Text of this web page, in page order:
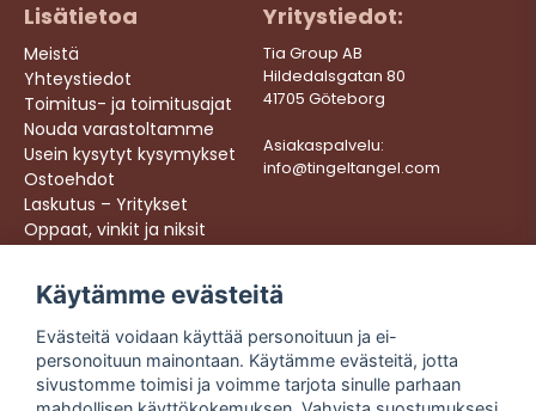
Lisätietoa
Meistä
Yhteystiedot
Toimitus- ja toimitusajat
Nouda varastoltamme
Usein kysytyt kysymykset
Ostoehdot
Laskutus – Yritykset
Oppaat, vinkit ja niksit
Yritystiedot:
Tia Group AB
Hildedalsgatan 80
41705 Göteborg
Asiakaspalvelu:
info@tingeltangel.com
Följ oss:
Instagram
Facebook
Nopeat toimitukset
Turvalliset ostokset
Ilmainen toimitus yli
49 € tilauksiin
Käytämme evästeitä
Evästeitä voidaan käyttää personoituun ja ei-
personoituun mainontaan. Käytämme evästeitä, jotta
sivustomme toimisi ja voimme tarjota sinulle parhaan